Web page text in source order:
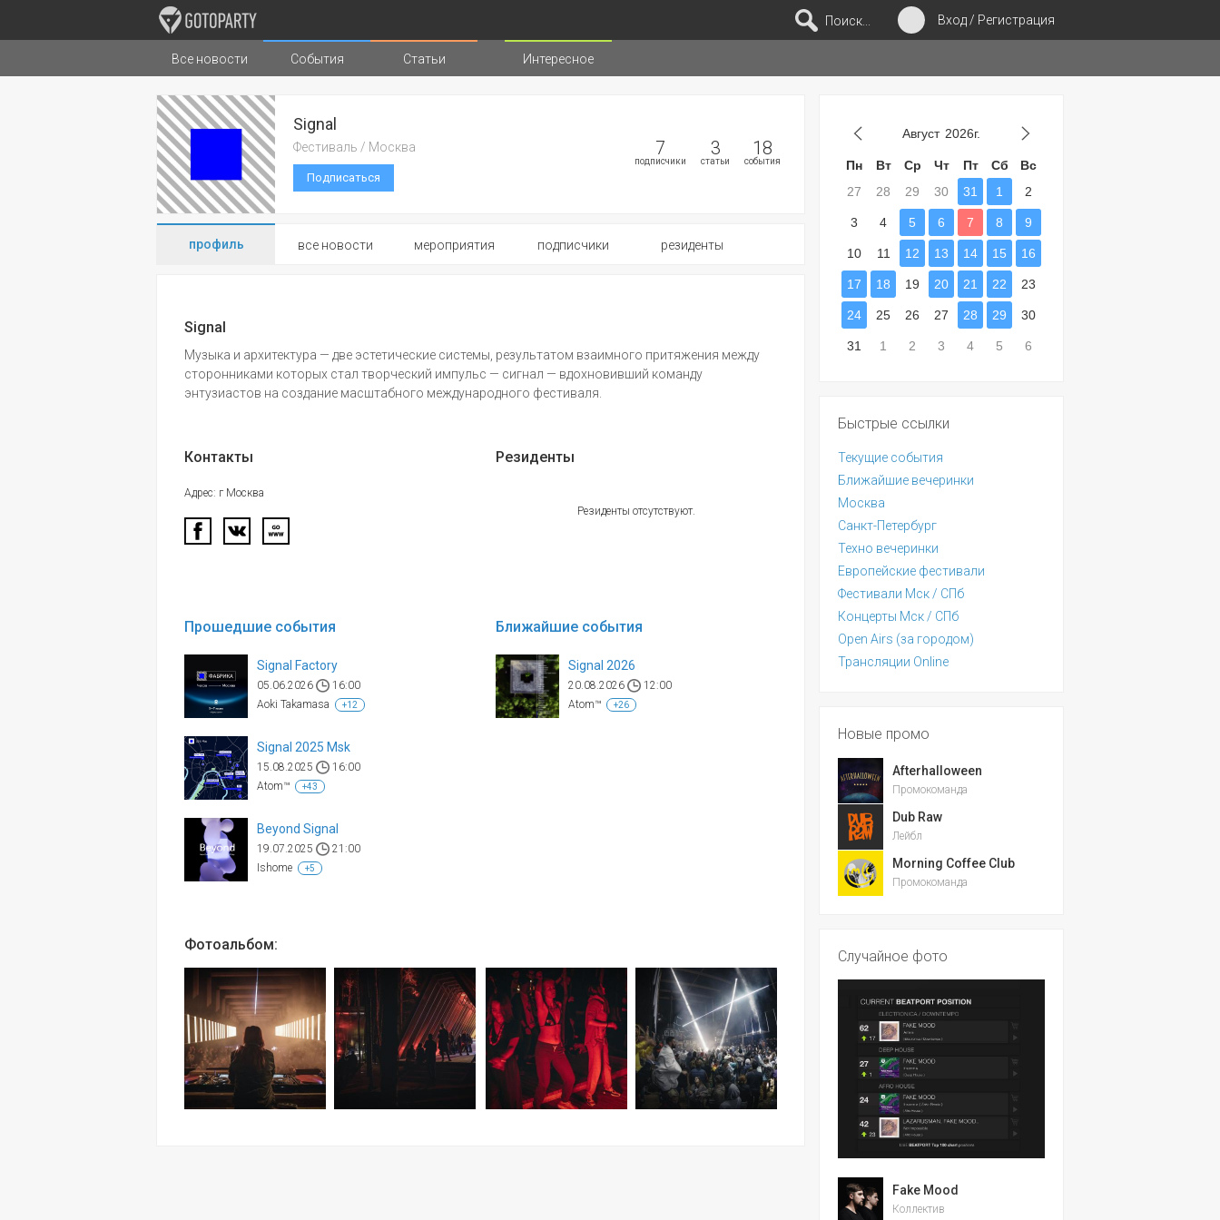
Вход / Регистрация
Поиск...
Города Музыка Типы страниц
Все новости События Статьи Интересное
7
подписчики
3
статьи
18
события
Signal
Фестиваль / Москва
Подписаться
профиль все новости мероприятия подписчики резиденты
Signal
Музыка и архитектура — две эстетические системы, результатом взаимного притяжения между
сторонниками которых стал творческий импульс — сигнал — вдохновивший команду
энтузиастов на создание масштабного международного фестиваля.
Контакты
Адрес: г Москва
Резиденты
Резиденты отсутствуют.
Прошедшие события
Signal Factory
05.06.2026
16:00
Aoki Takamasa
+12
Signal 2025 Msk
15.08.2025
16:00
Atom™
+43
Beyond Signal
19.07.2025
21:00
Ishome
+5
Ближайшие события
Signal 2026
20.08.2026
12:00
Atom™
+26
Фотоальбом:
Август 2026г.
Пн Вт Ср Чт Пт Сб
Вс
27
28 29 30 31 1 2
3 4 5 6 7 8 9
10 11 12 13 14 15 16
17 18 19 20 21 22 23
24 25 26 27 28 29 30
31 1 2 3 4 5 6
Быстрые ссылки
Текущие события
Ближайшие вечеринки
Москва
Санкт-Петербург
Техно вечеринки
Европейские фестивали
Фестивали Мск / СПб
Концерты Мск / СПб
Open Airs (за городом)
Трансляции Online
Новые промо
Afterhalloween
Промокоманда
Dub Raw
Лейбл
Morning Coffee Club
Промокоманда
Случайное фото
Fake Mood
Коллектив